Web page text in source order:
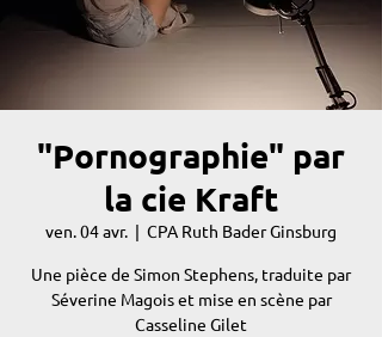
"Pornographie" par
la cie Kraft
ven. 04 avr.
  |
CPA Ruth Bader Ginsburg
Une pièce de Simon Stephens, traduite par
Séverine Magois et mise en scène par
Casseline Gilet